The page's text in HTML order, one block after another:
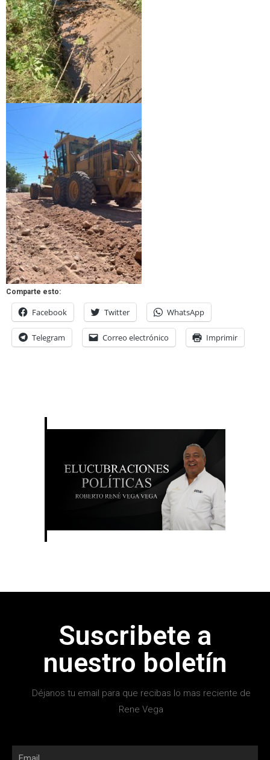
Comparte esto:
Facebook Twitter WhatsApp
Telegram Correo electrónico Imprimir
Suscribete a
nuestro boletín
Déjanos tu email para que recibas lo mas reciente de
Rene Vega